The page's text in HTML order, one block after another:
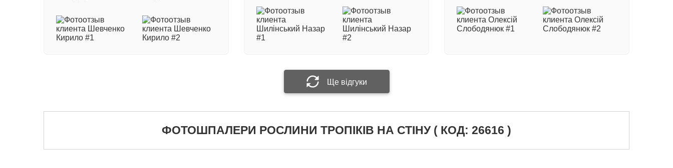
Ваш відгук
Надіслати відгук
Ще відгуки
ФОТОШПАЛЕРИ РОСЛИНИ ТРОПІКІВ НА СТІНУ ( КОД: 26616 )